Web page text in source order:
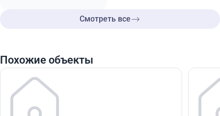
Смотреть все
Похожие объекты